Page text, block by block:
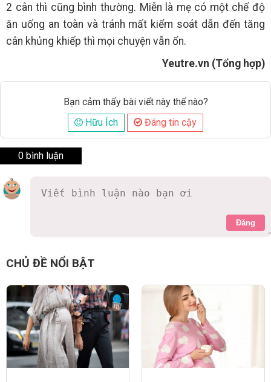
2 cân thì cũng bình thường. Miễn là mẹ có một chế độ
ăn uống an toàn và tránh mất kiểm soát dẫn đến tăng
cân khủng khiếp thì mọi chuyện vẫn ổn.
Yeutre.vn (Tổng hợp)
Bạn cảm thấy bài viết này thế nào?
Hữu Ích
Đáng tin cậy
0 bình luận
Đăng
CHỦ ĐỀ NỔI BẬT